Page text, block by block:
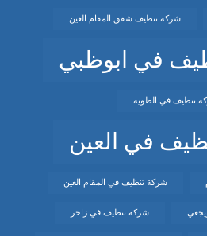
شركة تنظيف شقق المقام العين
في ابوظبي
تنظيف في الطويه
في العين
شركة تنظيف في المقام العين
شركة تنظيف في زاخر